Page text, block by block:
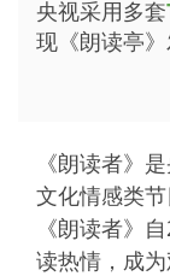
央视采用多套
现《朗读亭
《朗读者》
文化情感类节
《朗读者》
读热情，成